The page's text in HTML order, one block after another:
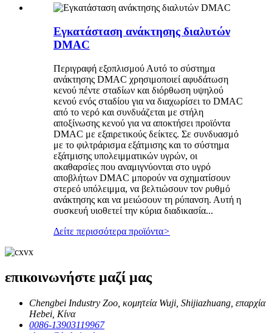
Εγκατάσταση ανάκτησης διαλυτών
DMAC
Περιγραφή εξοπλισμού Αυτό το σύστημα
ανάκτησης DMAC χρησιμοποιεί αφυδάτωση
κενού πέντε σταδίων και διόρθωση υψηλού
κενού ενός σταδίου για να διαχωρίσει το DMAC
από το νερό και συνδυάζεται με στήλη
αποξίνωσης κενού για να αποκτήσει προϊόντα
DMAC με εξαιρετικούς δείκτες. Σε συνδυασμό
με το φιλτράρισμα εξάτμισης και το σύστημα
εξάτμισης υπολειμματικών υγρών, οι
ακαθαρσίες που αναμιγνύονται στο υγρό
αποβλήτων DMAC μπορούν να σχηματίσουν
στερεό υπόλειμμα, να βελτιώσουν τον ρυθμό
ανάκτησης και να μειώσουν τη ρύπανση. Αυτή η
συσκευή υιοθετεί την κύρια διαδικασία...
Δείτε περισσότερα προϊόντα>
επικοινωνήστε μαζί μας
Chengbei Industry Zoo, κομητεία Wuji, Shijiazhuang, επαρχία
Hebei, Κίνα
0086-13903119967